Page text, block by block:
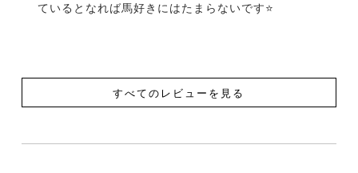
ているとなれば馬好きにはたまらないです⭐️
すべてのレビューを見る